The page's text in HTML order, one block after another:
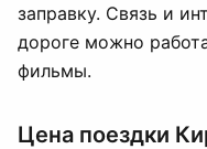
заправку. Связь и
дороге можно
фильмы.
Цена поездки